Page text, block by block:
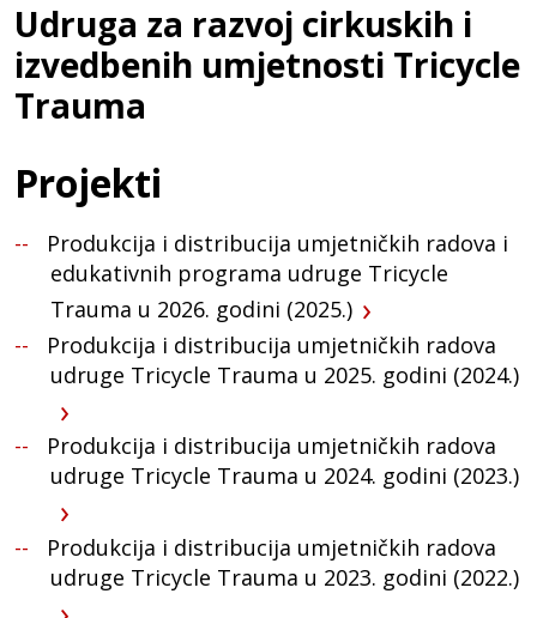
Udruga za razvoj cirkuskih i
izvedbenih umjetnosti Tricycle
Trauma
Projekti
Produkcija i distribucija umjetničkih radova i
edukativnih programa udruge Tricycle
Trauma u 2026. godini (2025.)
Produkcija i distribucija umjetničkih radova
udruge Tricycle Trauma u 2025. godini (2024.)
Produkcija i distribucija umjetničkih radova
udruge Tricycle Trauma u 2024. godini (2023.)
Produkcija i distribucija umjetničkih radova
udruge Tricycle Trauma u 2023. godini (2022.)